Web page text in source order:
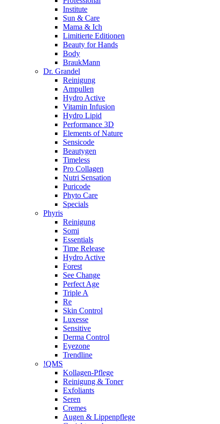
Institute
Sun & Care
Mama & Ich
Limitierte Editionen
Beauty for Hands
Body
BraukMann
Dr. Grandel
Reinigung
Ampullen
Hydro Active
Vitamin Infusion
Hydro Lipid
Performance 3D
Elements of Nature
Sensicode
Beautygen
Timeless
Pro Collagen
Nutri Sensation
Puricode
Phyto Care
Specials
Phyris
Reinigung
Somi
Essentials
Time Release
Hydro Active
Forest
See Change
Perfect Age
Triple A
Re
Skin Control
Luxesse
Sensitive
Derma Control
Eyezone
Trendline
!QMS
Kollagen-Pflege
Reinigung & Toner
Exfoliants
Seren
Cremes
Augen & Lippenpflege